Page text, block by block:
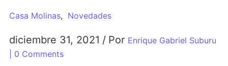
Casa Molinas, Novedades
diciembre 31, 2021 / Por Enrique Gabriel Suburu
| 0 Comments